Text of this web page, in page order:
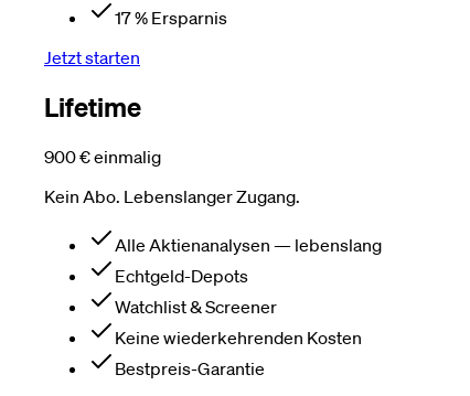
17 % Ersparnis
Jetzt starten
Lifetime
900 €einmalig
Kein Abo. Lebenslanger Zugang.
Alle Aktienanalysen — lebenslang
Echtgeld-Depots
Watchlist & Screener
Keine wiederkehrenden Kosten
Bestpreis-Garantie